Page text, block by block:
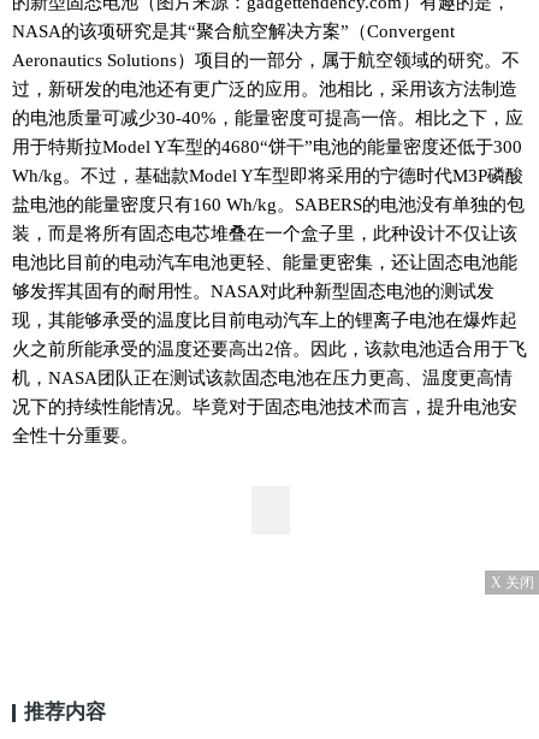
NASA的该项研究是其“聚合航空解决方案”（Convergent
Aeronautics Solutions）项目的一部分，属于航空领域的研究。不
过，新研发的电池还有更广泛的应用。池相比，采用该方法制造
的电池质量可减少30-40%，能量密度可提高一倍。相比之下，应
用于特斯拉Model Y车型的4680“饼干”电池的能量密度还低于300
Wh/kg。不过，基础款Model Y车型即将采用的宁德时代M3P磷酸
盐电池的能量密度只有160 Wh/kg。SABERS的电池没有单独的包
装，而是将所有固态电芯堆叠在一个盒子里，此种设计不仅让该
电池比目前的电动汽车电池更轻、能量更密集，还让固态电池能
够发挥其固有的耐用性。NASA对此种新型固态电池的测试发
现，其能够承受的温度比目前电动汽车上的锂离子电池在爆炸起
火之前所能承受的温度还要高出2倍。因此，该款电池适合用于飞
机，NASA团队正在测试该款固态电池在压力更高、温度更高情
况下的持续性能情况。毕竟对于固态电池技术而言，提升电池安
全性十分重要。
X 关闭
推荐内容